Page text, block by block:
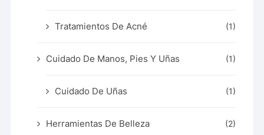
Tratamientos De Acné (1)
Cuidado De Manos, Pies Y Uñas (1)
Cuidado De Uñas (1)
Herramientas De Belleza (2)